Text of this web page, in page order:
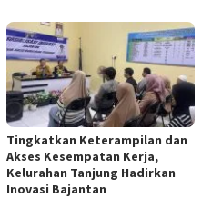
Tingkatkan Keterampilan dan
Akses Kesempatan Kerja,
Kelurahan Tanjung Hadirkan
Inovasi Bajantan